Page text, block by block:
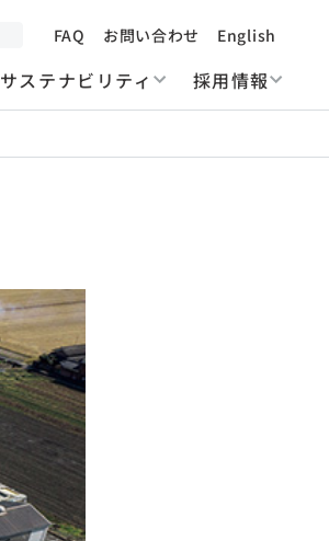
FAQ お問い合わせ English
サステナビリティ 採用情報